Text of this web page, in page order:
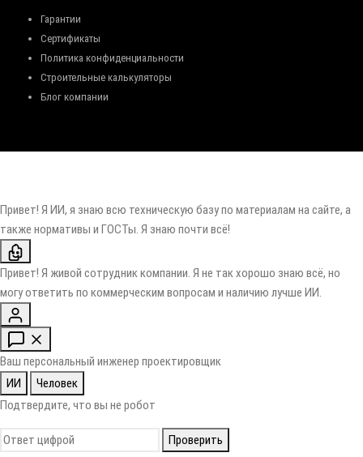
Гарантии
Сертификаты
Политика конфиденциальности
Строительные калькуляторы
Блог компании
Привет! Я ИИ, я знаю всю техническую базу по материалам на сайте, а
также нормативы и ГОСТы. Я знаю почти всё!
Привет! Я живой сотрудник компании. Я не так хорошо знаю всё, но
могу ответить по коммерческим вопросам и наличию лучше ИИ.
Ваш персональный инженер проектировщик
ИИ
Человек
Подтвердите, что вы не робот
Проверить